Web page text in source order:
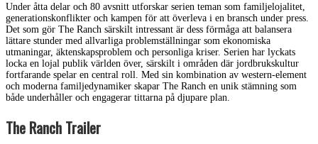
Under åtta delar och 80 avsnitt utforskar serien teman som familjelojalitet,
generationskonflikter och kampen för att överleva i en bransch under press.
Det som gör The Ranch särskilt intressant är dess förmåga att balansera
lättare stunder med allvarliga problemställningar som ekonomiska
utmaningar, äktenskapsproblem och personliga kriser. Serien har lyckats
locka en lojal publik världen över, särskilt i områden där jordbrukskultur
fortfarande spelar en central roll. Med sin kombination av western-element
och moderna familjedynamiker skapar The Ranch en unik stämning som
både underhåller och engagerar tittarna på djupare plan.
The Ranch Trailer